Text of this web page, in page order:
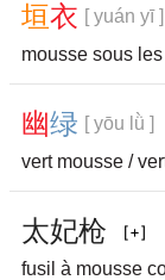
垣衣 [ yuán yī ]
mousse sous
幽绿 [ yōu lǜ ]
vert mousse /
太妃枪
fusil à mousse